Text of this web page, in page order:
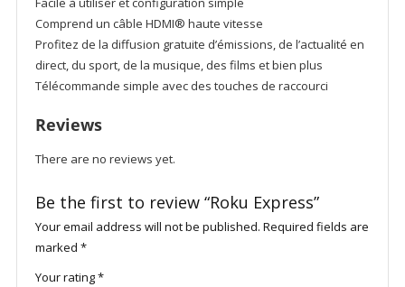
Comprend un câble HDMI® haute vitesse
Profitez de la diffusion gratuite d’émissions, de l’actualité en
direct, du sport, de la musique, des films et bien plus
Télécommande simple avec des touches de raccourci
Reviews
There are no reviews yet.
Be the first to review “Roku Express”
Your email address will not be published. Required fields are
marked *
Your rating*